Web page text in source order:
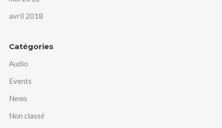
avril 2018
Catégories
Audio
Events
News
Non classé